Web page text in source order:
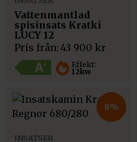
Effekt:
12kw
Vattenmantlad
spisinsats Kratki
LUCY 12
Pris från: 43 900 kr
8%
INSATSER